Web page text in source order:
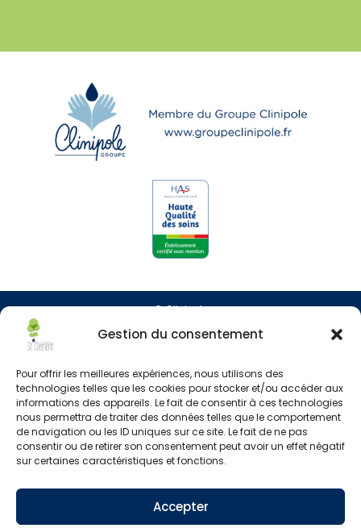
Gestion du consentement
Pour offrir les meilleures expériences, nous utilisons des
technologies telles que les cookies pour stocker et/ou accéder aux
informations des appareils. Le fait de consentir à ces technologies
nous permettra de traiter des données telles que le comportement
de navigation ou les ID uniques sur ce site. Le fait de ne pas
consentir ou de retirer son consentement peut avoir un effet négatif
sur certaines caractéristiques et fonctions.
Accepter
© Clinipole
Annuaire praticiens
Plan du site
Mentions légales